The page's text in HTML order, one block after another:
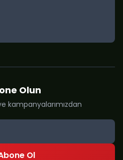
Olun
kampanyalarımızdan
Ol